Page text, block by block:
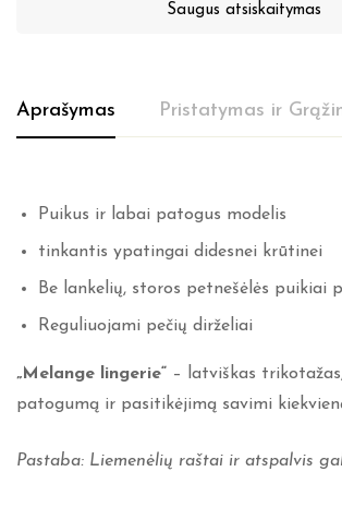
Saugus atsiskaitymas
Aprašymas Pristatymas ir
Puikus ir labai patogus modelis
tinkantis ypatingai didesnei krūtinei
Be lankelių, storos petnešėlės puikiai
Reguliuojami pečių dirželiai
„Melange lingerie“ – latviškas
patogumą ir pasitikėjimą savimi
Pastaba: Liemenėlių raštai ir atspalvis